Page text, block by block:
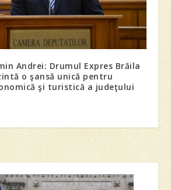
Andrei: Drumul Expres Brăila
o şansă unică pentru
şi turistică a judeţului